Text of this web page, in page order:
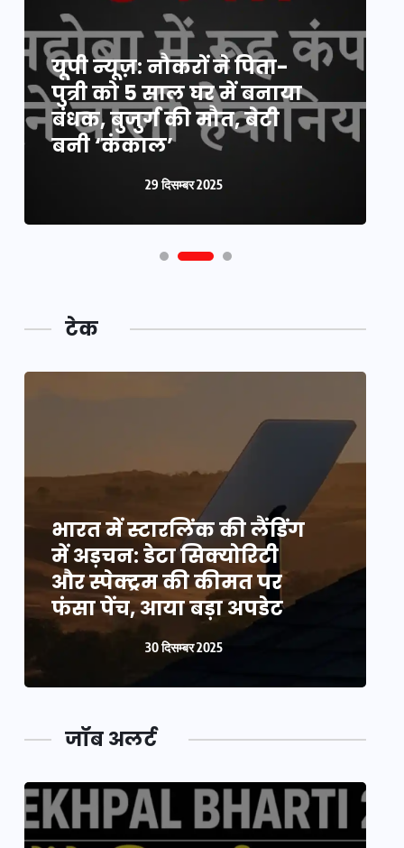
यूपी न्यूज़: नौकरों ने पिता-
पुत्री को 5 साल घर में बनाया
बंधक, बुजुर्ग की मौत, बेटी
बनी ‘कंकाल’
29 दिसम्बर 2025
टेक
भारत में स्टारलिंक की लैंडिंग
में अड़चन: डेटा सिक्योरिटी
और स्पेक्ट्रम की कीमत पर
फंसा पेंच, आया बड़ा अपडेट
30 दिसम्बर 2025
जॉब अलर्ट